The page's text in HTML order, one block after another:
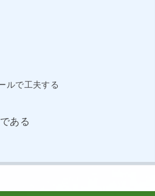
ルで工夫する
ある